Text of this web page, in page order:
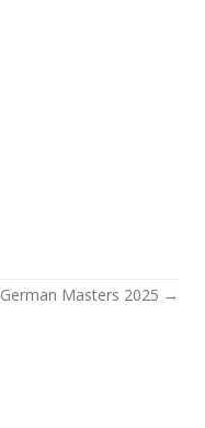
German Masters 2025 →